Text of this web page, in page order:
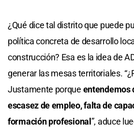
¿Qué dice tal distrito que puede
política concreta de desarrollo
construcción? Esa es la idea de
generar las mesas territoriales.
Justamente porque entendemos
escasez de empleo, falta de
formación profesional ”, aduce